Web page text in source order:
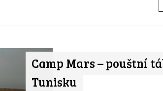
Camp Mars – pouštní
Tunisku